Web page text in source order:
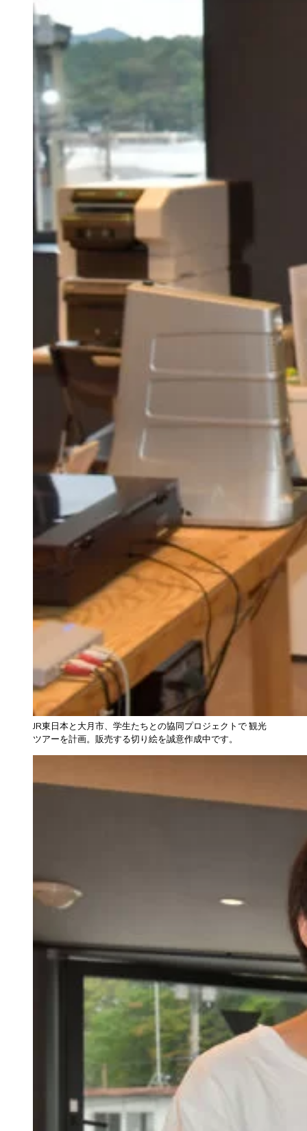
JR東日本と大月市、学生たちとの協同プロジェクトで 観光
ツアーを計画。販売する切り絵を誠意作成中です。